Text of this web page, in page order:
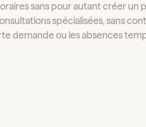
sans pour autant créer un
spécialisées, sans
demande ou les absences